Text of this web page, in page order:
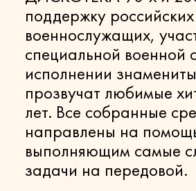
поддержку российских
военнослужащих,
специальной военной
исполнении
прозвучат любимые
лет. Все собранные
направлены на
выполняющим самые
задачи на передовой.